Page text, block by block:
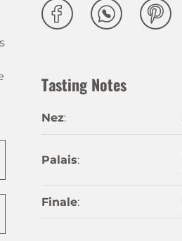
Tasting Notes
Nez:
Palais:
Finale: